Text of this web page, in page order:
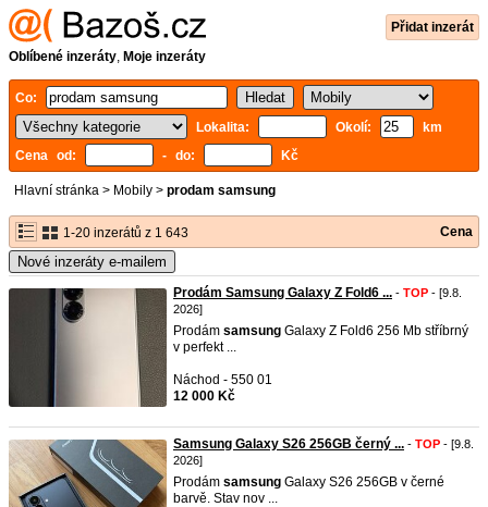
Přidat inzerát
Oblíbené inzeráty, Moje inzeráty
Co:
Lokalita:
Okolí:
km
Cena od:
- do: Kč
Hlavní stránka > Mobily > prodam samsung
1-20 inzerátů z 1 643 Cena
Nové inzeráty e-mailem
Prodám Samsung Galaxy Z Fold6 ... - TOP - [9.8.
2026]
Prodám samsung Galaxy Z Fold6 256 Mb stříbrný
v perfekt ...
Náchod - 550 01
12 000 Kč
Samsung Galaxy S26 256GB černý ... - TOP - [9.8.
2026]
Prodám samsung Galaxy S26 256GB v černé
barvě. Stav nov ...